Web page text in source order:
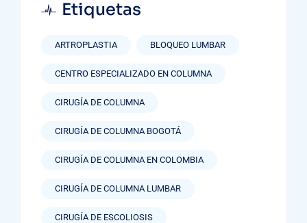
Etiquetas
ARTROPLASTIA BLOQUEO LUMBAR
CENTRO ESPECIALIZADO EN COLUMNA
CIRUGÍA DE COLUMNA
CIRUGÍA DE COLUMNA BOGOTÁ
CIRUGÍA DE COLUMNA EN COLOMBIA
CIRUGÍA DE COLUMNA LUMBAR
CIRUGÍA DE ESCOLIOSIS